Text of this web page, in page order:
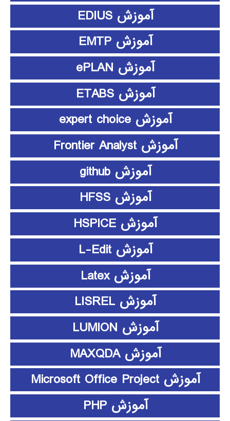
آموزش EDIUS
آموزش EMTP
آموزش ePLAN
آموزش ETABS
آموزش expert choice
آموزش Frontier Analyst
آموزش github
آموزش HFSS
آموزش HSPICE
آموزش L-Edit
آموزش Latex
آموزش LISREL
آموزش LUMION
آموزش MAXQDA
آموزش Microsoft Office Project
آموزش PHP